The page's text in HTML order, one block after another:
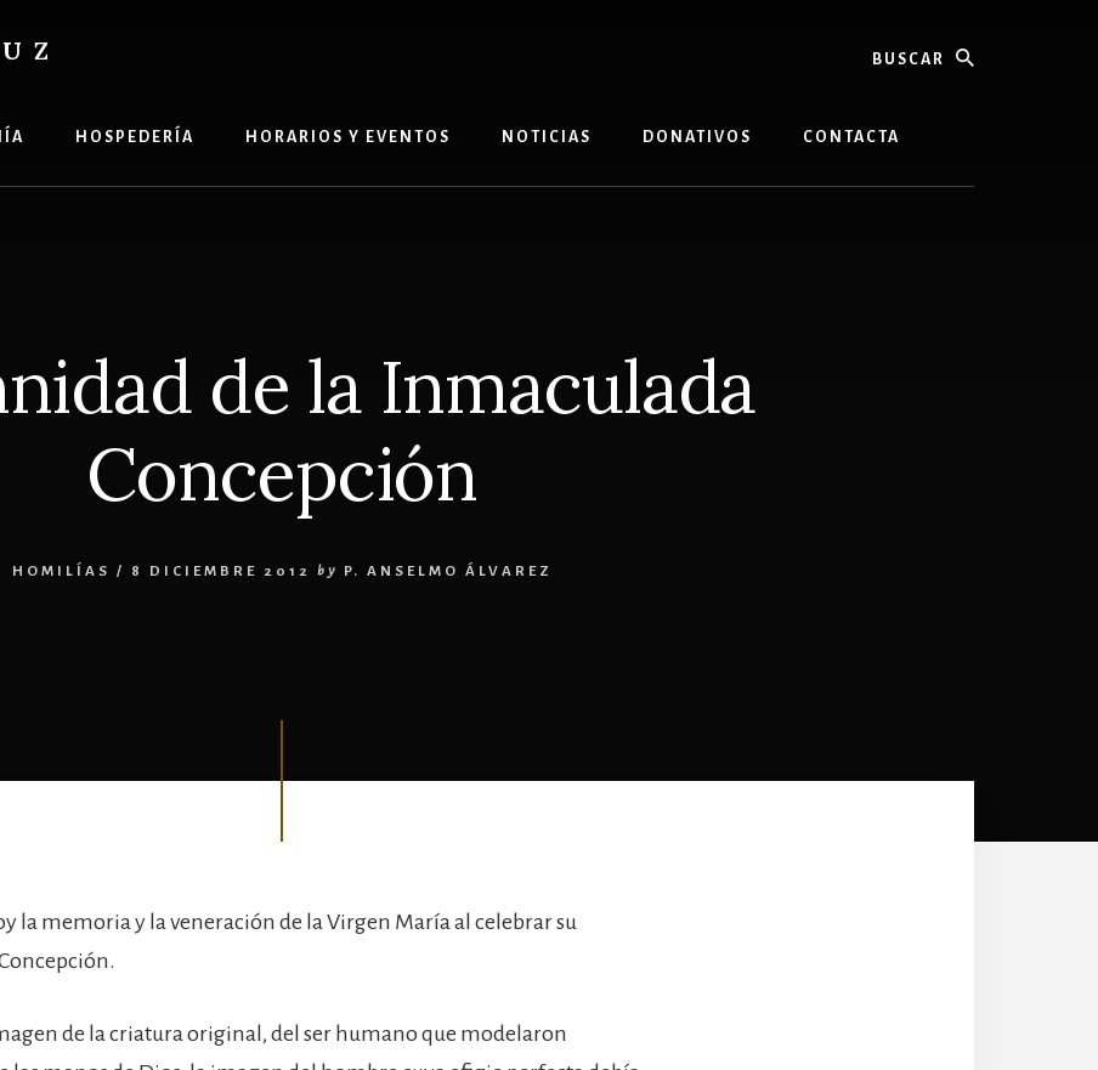
HOSPEDERÍA HORARIOS Y EVENTOS NOTICIAS DONATIVOS CONTACTA
de la Inmaculada
Concepción
HOMILÍAS / 8 DICIEMBRE 2012 by P. ANSELMO ÁLVAREZ
la memoria y la veneración de la Virgen María al celebrar su
de la criatura original, del ser humano que modelaron